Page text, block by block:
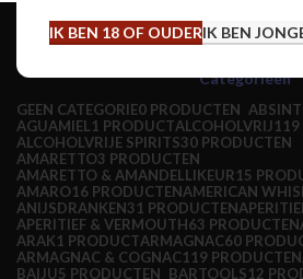
IK BEN 18 OF OUDERIK BEN
Categorieën
GEEN CATEGORIE0 PRODUCTEN ABSINT
AGUAMIEL1 PRODUCTALCOHOLVRIJ119
ALCOHOLVRIJE SPIRITS30 PRODUCTEN
AMARETTO3 PRODUCTEN
AMARETTO & AMANDELLIKEUR15
AMARO16 PRODUCTENAMERICAN
ANIJSDRANKEN31 PRODUCTEN
APERITIEF & VERMOUTH63 PRODUCTEN
ARAK1 PRODUCTARMAGNAC60
ARMAGNAC & COGNAC119 PRODUCTEN
BAIJU5 PRODUCTEN BARTOOLS12